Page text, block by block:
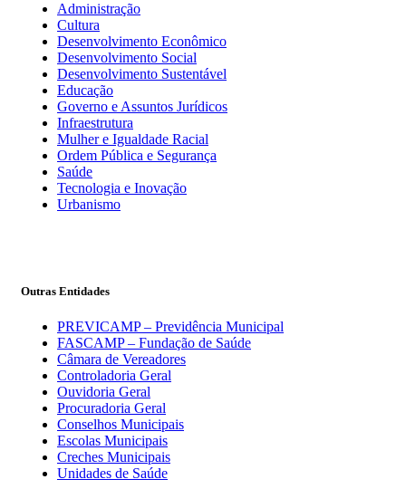
Administração
Cultura
Desenvolvimento Econômico
Desenvolvimento Social
Desenvolvimento Sustentável
Educação
Governo e Assuntos Jurídicos
Infraestrutura
Mulher e Igualdade Racial
Ordem Pública e Segurança
Saúde
Tecnologia e Inovação
Urbanismo
Outras Entidades
PREVICAMP – Previdência Municipal
FASCAMP – Fundação de Saúde
Câmara de Vereadores
Controladoria Geral
Ouvidoria Geral
Procuradoria Geral
Conselhos Municipais
Escolas Municipais
Creches Municipais
Unidades de Saúde